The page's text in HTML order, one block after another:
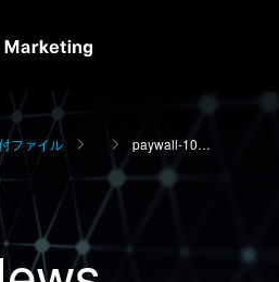
ファイル paywall-10…